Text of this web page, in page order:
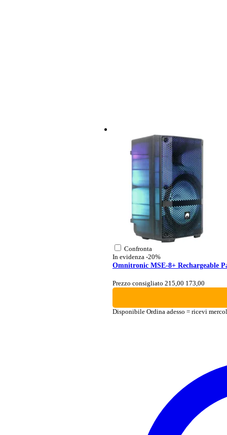
Confronta
In evidenza -20%
Omnitronic MSE-8+ Rechargeable
Prezzo consigliato 215,00 173,00
Disponibile Ordina adesso = ricevi